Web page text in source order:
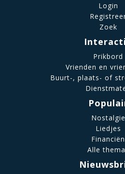
Login
Zoek
Prikbord
Vrienden en
Buurt-, plaats- of
Nostalgie
Liedjes
Financiën
Alle